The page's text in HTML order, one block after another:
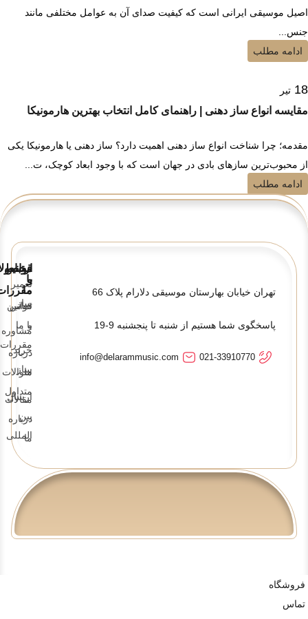
اصیل موسیقی ایرانی است که کیفیت صدای آن به عوامل مختلفی مانند
جنس...
ادامه مطلب
18 تیر
مقایسه انواع ساز دهنی | راهنمای کامل انتخاب بهترین هارمونیکا
مقدمه؛ چرا شناخت انواع ساز دهنی اهمیت دارد؟ ساز دهنی یا هارمونیکا یکی
از محبوب‌ترین سازهای بادی در جهان است که با وجود ابعاد کوچک، ت...
ادامه مطلب
تهران خیابان بهارستان موسیقی دلارام پلاک 66
پاسخگوی شما هستیم از شنبه تا پنجشنبه 9-19
021-33910770
info@delarammusic.com
تعمیر
ساز
مشاوره
خرید
ساز
ارسال
بین
المللی
قوانین
و
قوانین
و
مقررات
سوالات
متداول
درباره
ما
ارتباط
با
ما
تماس
با ما
درباره
ما
مقالات
فروشگاه
تماس